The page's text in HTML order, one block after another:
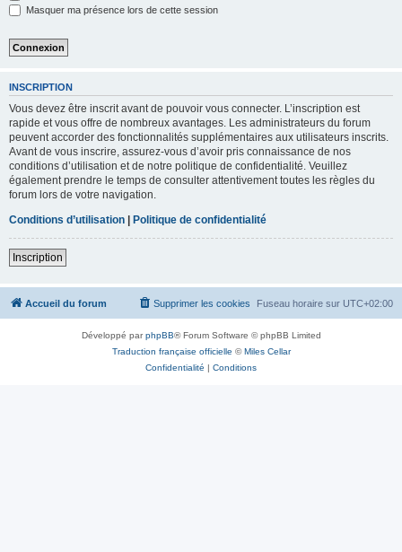
Masquer ma présence lors de cette session
INSCRIPTION
Vous devez être inscrit avant de pouvoir vous connecter. L’inscription est
rapide et vous offre de nombreux avantages. Les administrateurs du forum
peuvent accorder des fonctionnalités supplémentaires aux utilisateurs inscrits.
Avant de vous inscrire, assurez-vous d’avoir pris connaissance de nos
conditions d’utilisation et de notre politique de confidentialité. Veuillez
également prendre le temps de consulter attentivement toutes les règles du
forum lors de votre navigation.
Conditions d’utilisation | Politique de confidentialité
Inscription
Accueil du forum Fuseau horaire sur UTC+02:00
Supprimer les cookies
Développé parphpBB® Forum Software © phpBB Limited
Traduction française officielle ©Miles Cellar
Confidentialité | Conditions